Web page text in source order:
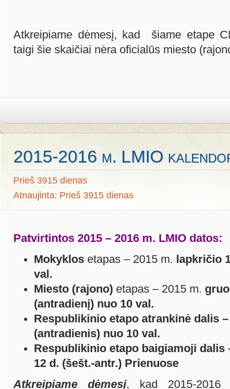
Atkreipiame dėmesį, kad šiame etape
taigi šie skaičiai nėra oficialūs miesto
2015-2016 m. LMIO
Prieš 3915 dienas
Atnaujinta: Prieš 3915 dienas
Patvirtintos 2015 – 2016 m. LMIO datos:
Mokyklos etapas – 2015 m. lapkričio
val.
Miesto (rajono) etapas – 2015 m.
(antradienį) nuo 10 val.
Respublikinio etapo atrankinė dalis
(antradienis) nuo 10 val.
Respublikinio etapo baigiamoji dalis
12 d. (šešt.-antr.) Prienuose
Atkreipiame dėmesį, kad 2015-2016